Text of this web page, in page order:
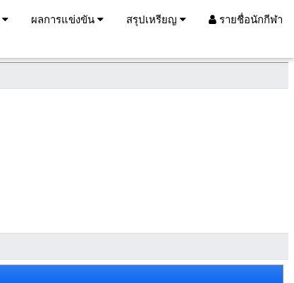
ผลการแข่งขัน สรุปเหรียญ รายชื่อนักกีฬา